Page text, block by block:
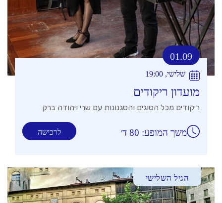
01.09
שלישי, 19:00
מועדון ריקודים
ריקודים מכל הסוגים והסגנונות עם שרי ויהודה ברק
לרכישה משך המופע: 80 ד׳
הגיל השלישי